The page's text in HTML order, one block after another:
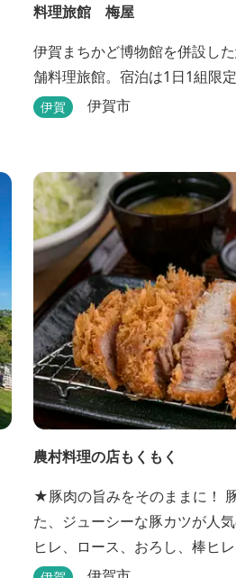
料理旅館 梅屋
伊賀まちかど博物館を併設し
舗料理旅館。宿泊は1日1組限定
伊賀 伊賀市
農村料理の店もくもく
★豚肉の旨みをそのままに！
た、ジューシーな豚カツが人気
ヒレ、ロース、おろし、棒ヒ
減を追求した豚カツです。揚げ